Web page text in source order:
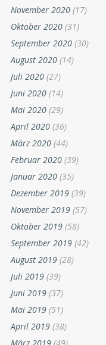
November 2020 (17)
Oktober 2020 (31)
September 2020 (30)
August 2020 (14)
Juli 2020 (27)
Juni 2020 (14)
Mai 2020 (29)
April 2020 (36)
März 2020 (44)
Februar 2020 (39)
Januar 2020 (35)
Dezember 2019 (39)
November 2019 (57)
Oktober 2019 (58)
September 2019 (42)
August 2019 (28)
Juli 2019 (39)
Juni 2019 (37)
Mai 2019 (51)
April 2019 (38)